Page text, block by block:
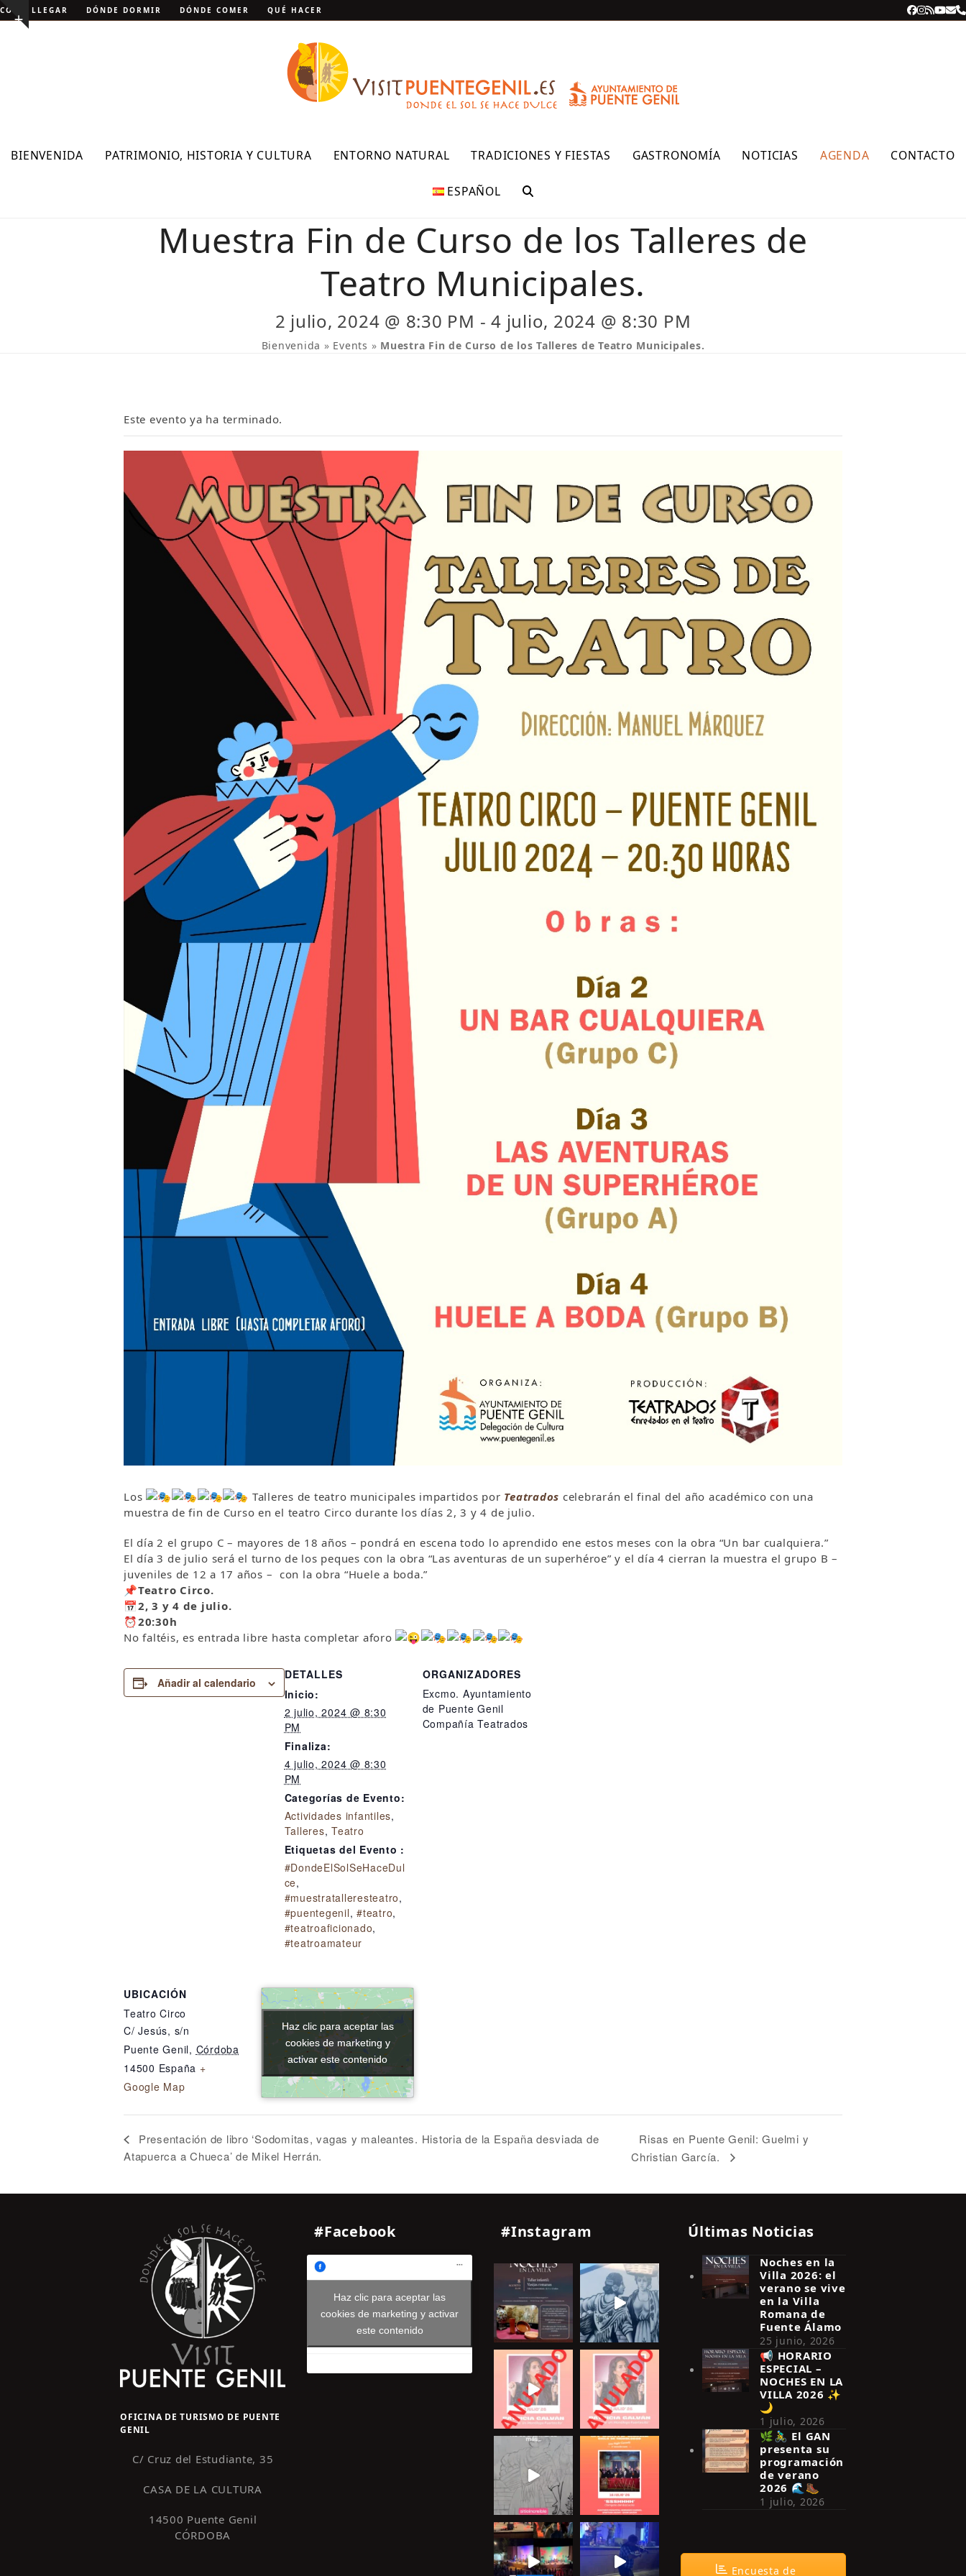
Skip
to Show
CÓMO LLEGAR DÓNDE DORMIR DÓNDE COMER QUÉ HACER Facebook
RSS
BIENVENIDA PATRIMONIO, HISTORIA Y CULTURA ENTORNO NATURAL TRADICIONES Y FIESTAS GASTRONOMÍA NOTICIAS AGENDA CONTACTO
ESPAÑOL
Muestra Fin de Curso de los Talleres de
Teatro Municipales.
2 julio, 2024 @ 8:30 PM -4 julio, 2024 @ 8:30 PM
Bienvenida » Events » Muestra Fin de Curso de los Talleres de Teatro Municipales.
Este evento ya ha terminado.
Los Talleres de teatro municipales impartidos por Teatrados celebrarán el final del año académico con una
muestra de fin de Curso en el teatro Circo durante los días 2, 3 y 4 de julio.
El día 2 el grupo C – mayores de 18 años – pondrá en escena todo lo aprendido ene estos meses con la obra “Un bar cualquiera.”
El día 3 de julio será el turno de los peques con la obra “Las aventuras de un superhéroe” y el día 4 cierran la muestra el grupo B –
juveniles de 12 a 17 años – con la obra “Huele a boda.”
📌Teatro Circo.
📅2, 3 y 4 de julio.
⏰20:30h
No faltéis, es entrada libre hasta completar aforo
Añadir al calendario
DETALLES
Inicio:
2 julio, 2024 @ 8:30
PM
Finaliza:
4 julio, 2024 @ 8:30
PM
Categorías de Evento:
Actividades infantiles,
Talleres, Teatro
Etiquetas del Evento :
#DondeElSolSeHaceDul
ce,
#muestratalleresteatro,
#puentegenil, #teatro,
#teatroaficionado,
#teatroamateur
ORGANIZADORES
Excmo. Ayuntamiento
de Puente Genil
Compañía Teatrados
UBICACIÓN
Teatro Circo
C/ Jesús, s/n
Puente Genil, Córdoba
14500 España +
Google Map
Haz clic para aceptar las
cookies de marketing y
activar este contenido
Haz clic para aceptar las
cookies de marketing y
activar este contenido
Presentación de libro ‘Sodomitas, vagas y maleantes. Historia de la España desviada de
Atapuerca a Chueca’ de Mikel Herrán.
Risas en Puente Genil: Guelmi y
Christian García.
OFICINA DE TURISMO DE PUENTE
GENIL
C/ Cruz del Estudiante, 35
CASA DE LA CULTURA
14500 Puente Genil
CÓRDOBA
#Facebook
Haz clic para aceptar las
cookies de marketing y activar
este contenido
#Instagram Últimas Noticias
Noches en la
Villa 2026: el
verano se vive
en la Villa
Romana de
Fuente Álamo
25 junio, 2026
📢 HORARIO
ESPECIAL –
NOCHES EN LA
VILLA 2026 ✨
🌙
1 julio, 2026
🌿🚴‍♂️ El GAN
presenta su
programación
de verano
2026 🌊🥾
1 julio, 2026
Encuesta de